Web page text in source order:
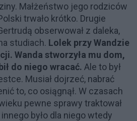
Małżeństwo jego rodziców
trwało krótko. Drugie
obserwował z daleka,
studiach. Lolek przy Wandzie
Wanda stworzyła mu dom,
do niego wracać. Ale to był
Musiał dojrzeć, nabrać
to, co osiągnął. W czasach
pewne sprawy traktował
było dla niego wtedy